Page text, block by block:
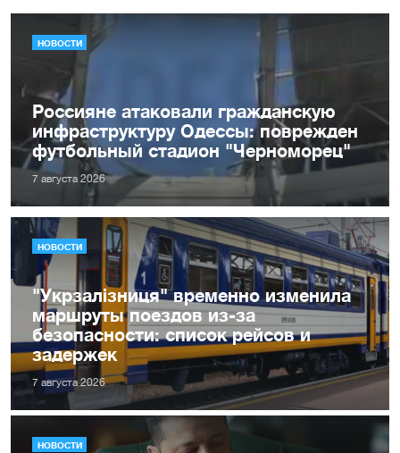
НОВОСТИ
Россияне атаковали гражданскую
инфраструктуру Одессы: поврежден
футбольный стадион "Черноморец"
7 августа 2026
НОВОСТИ
"Укрзалізниця" временно изменила
маршруты поездов из-за
безопасности: список рейсов и
задержек
7 августа 2026
НОВОСТИ